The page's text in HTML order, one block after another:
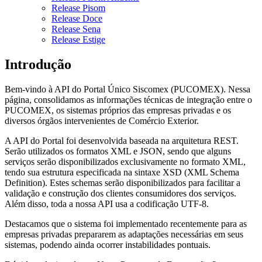
Release Pisom
Release Doce
Release Sena
Release Estige
Introdução
Bem-vindo à API do Portal Único Siscomex (PUCOMEX). Nessa
página, consolidamos as informações técnicas de integração entre o
PUCOMEX, os sistemas próprios das empresas privadas e os
diversos órgãos intervenientes de Comércio Exterior.
A API do Portal foi desenvolvida baseada na arquitetura REST.
Serão utilizados os formatos XML e JSON, sendo que alguns
serviços serão disponibilizados exclusivamente no formato XML,
tendo sua estrutura especificada na sintaxe XSD (XML Schema
Definition). Estes schemas serão disponibilizados para facilitar a
validação e construção dos clientes consumidores dos serviços.
Além disso, toda a nossa API usa a codificação UTF-8.
Destacamos que o sistema foi implementado recentemente para as
empresas privadas prepararem as adaptações necessárias em seus
sistemas, podendo ainda ocorrer instabilidades pontuais.